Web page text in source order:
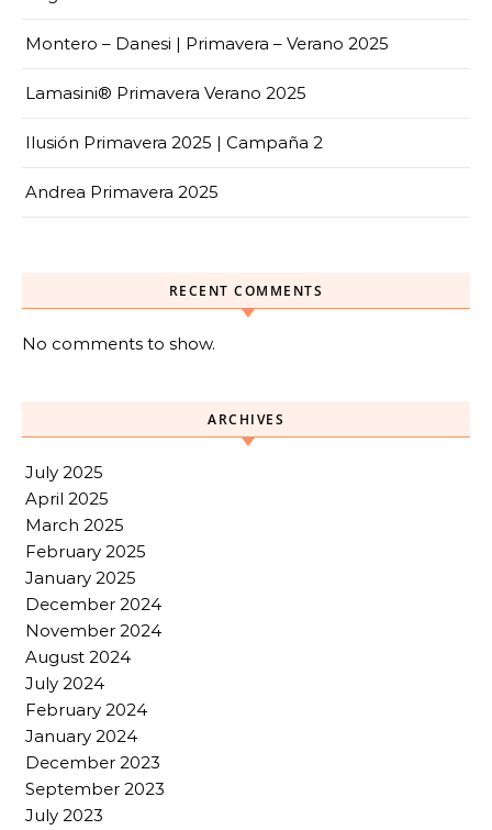
Montero – Danesi | Primavera – Verano 2025
Lamasini® Primavera Verano 2025
Ilusión Primavera 2025 | Campaña 2
Andrea Primavera 2025
RECENT COMMENTS
No comments to show.
ARCHIVES
July 2025
April 2025
March 2025
February 2025
January 2025
December 2024
November 2024
August 2024
July 2024
February 2024
January 2024
December 2023
September 2023
July 2023